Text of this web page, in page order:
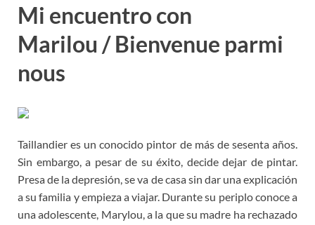
Mi encuentro con
Marilou / Bienvenue parmi
nous
Taillandier es un conocido pintor de más de sesenta años.
Sin embargo, a pesar de su éxito, decide dejar de pintar.
Presa de la depresión, se va de casa sin dar una explicación
a su familia y empieza a viajar. Durante su periplo conoce a
una adolescente, Marylou, a la que su madre ha rechazado